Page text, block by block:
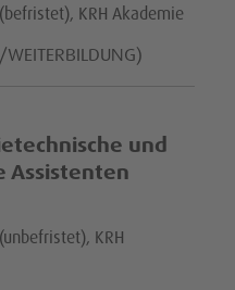
KRH Akademie
und
Assistenten
KRH